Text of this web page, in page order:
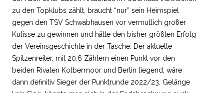
zu den Topklubs zählt, braucht “nur” sein Heimspiel
gegen den TSV Schwabhausen vor vermutlich großer
Kulisse zu gewinnen und hätte den bisher größten Erfolg
der Vereinsgeschichte in der Tasche. Der aktuelle
Spitzenreiter, mit 20:6 Zählern einen Punkt vor den
beiden Rivalen Kolbermoor und Berlin liegend, wäre
dann definitiv Sieger der Punktrunde 2022/23. Gelänge